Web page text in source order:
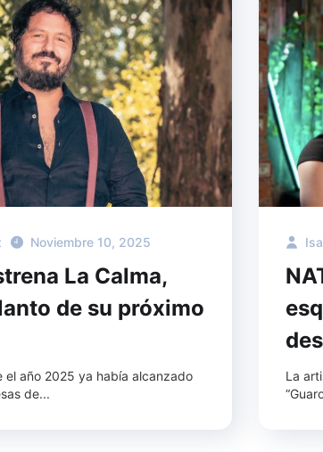
Noviembre 10, 2025
La Calma,
de su próximo
el año 2025 ya había alcanzado
de...
La